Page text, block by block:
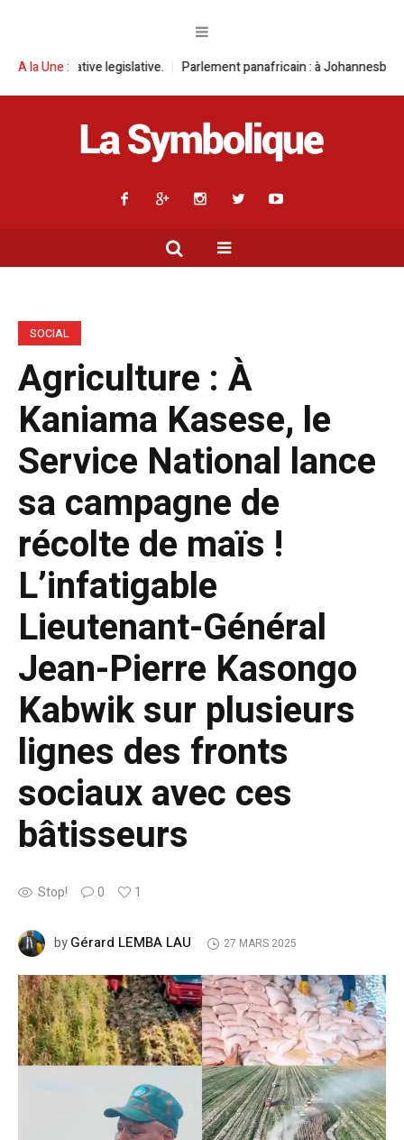
A la Une :Parlement panafricain : à Johannesburg, Aimé Boji
SOCIAL
Agriculture : À
Kaniama Kasese, le
Service National lance
sa campagne de
récolte de maïs !
L’infatigable
Lieutenant-Général
Jean-Pierre Kasongo
Kabwik sur plusieurs
lignes des fronts
sociaux avec ces
bâtisseurs
Stop! 0 1
byGérard LEMBA LAU 27 MARS 2025